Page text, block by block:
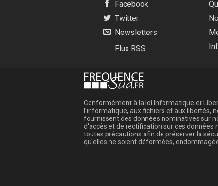
Facebook
Twitter
Newsletters
Flux RSS
Conformément à la loi Informatique et
l'informatique, aux fichiers et aux libertés,
fournissent des données nominatives sur
d'accès et de rectification sur ces données
toutes précautions afin de préserver la
qu'elles ne soient déformées,